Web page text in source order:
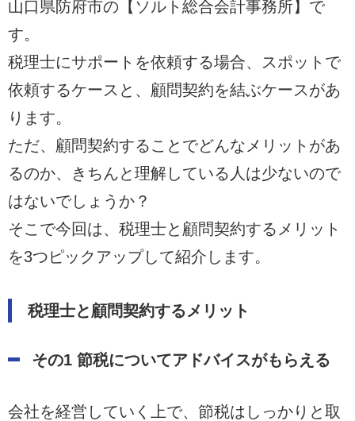
山口県防府市の【ソルト総合会計事務所】で
す。
税理士にサポートを依頼する場合、スポットで
依頼するケースと、顧問契約を結ぶケースがあ
ります。
ただ、顧問契約することでどんなメリットがあ
るのか、きちんと理解している人は少ないので
はないでしょうか？
そこで今回は、税理士と顧問契約するメリット
を3つピックアップして紹介します。
税理士と顧問契約するメリット
その1 節税についてアドバイスがもらえる
会社を経営していく上で、節税はしっかりと取